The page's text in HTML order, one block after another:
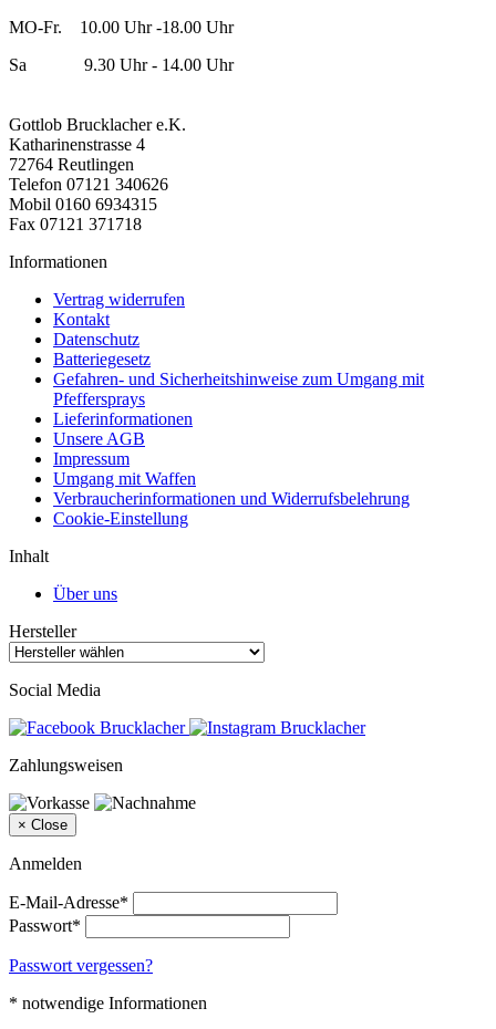
MO-Fr. 10.00 Uhr -18.00 Uhr
Sa 9.30 Uhr - 14.00 Uhr
Gottlob Brucklacher e.K.
Katharinenstrasse 4
72764 Reutlingen
Telefon 07121 340626
Mobil 0160 6934315
Fax 07121 371718
Informationen
Vertrag widerrufen
Kontakt
Datenschutz
Batteriegesetz
Gefahren- und Sicherheitshinweise zum Umgang mit
Pfeffersprays
Lieferinformationen
Unsere AGB
Impressum
Umgang mit Waffen
Verbraucherinformationen und Widerrufsbelehrung
Cookie-Einstellung
Inhalt
Über uns
Hersteller
Social Media
Zahlungsweisen
× Close
Anmelden
E-Mail-Adresse*
Passwort*
Passwort vergessen?
* notwendige Informationen